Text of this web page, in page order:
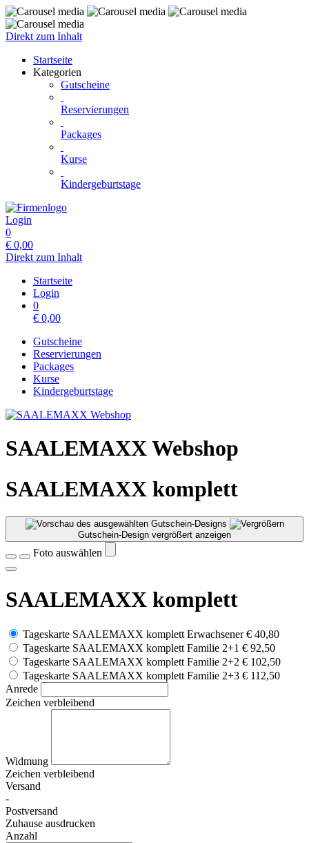
Direkt zum Inhalt
Startseite
Kategorien
Gutscheine
Reservierungen
Packages
Kurse
Kindergeburtstage
Login
0
€ 0,00
Direkt zum Inhalt
Startseite
Login
0
€ 0,00
Gutscheine
Reservierungen
Packages
Kurse
Kindergeburtstage
SAALEMAXX Webshop
SAALEMAXX komplett
Gutschein-Design vergrößert anzeigen
Foto auswählen
SAALEMAXX komplett
Tageskarte SAALEMAXX komplett Erwachsener € 40,80
Tageskarte SAALEMAXX komplett Familie 2+1 € 92,50
Tageskarte SAALEMAXX komplett Familie 2+2 € 102,50
Tageskarte SAALEMAXX komplett Familie 2+3 € 112,50
Anrede
Zeichen verbleibend
Widmung
Zeichen verbleibend
Versand
-
Postversand
Zuhause ausdrucken
Anzahl